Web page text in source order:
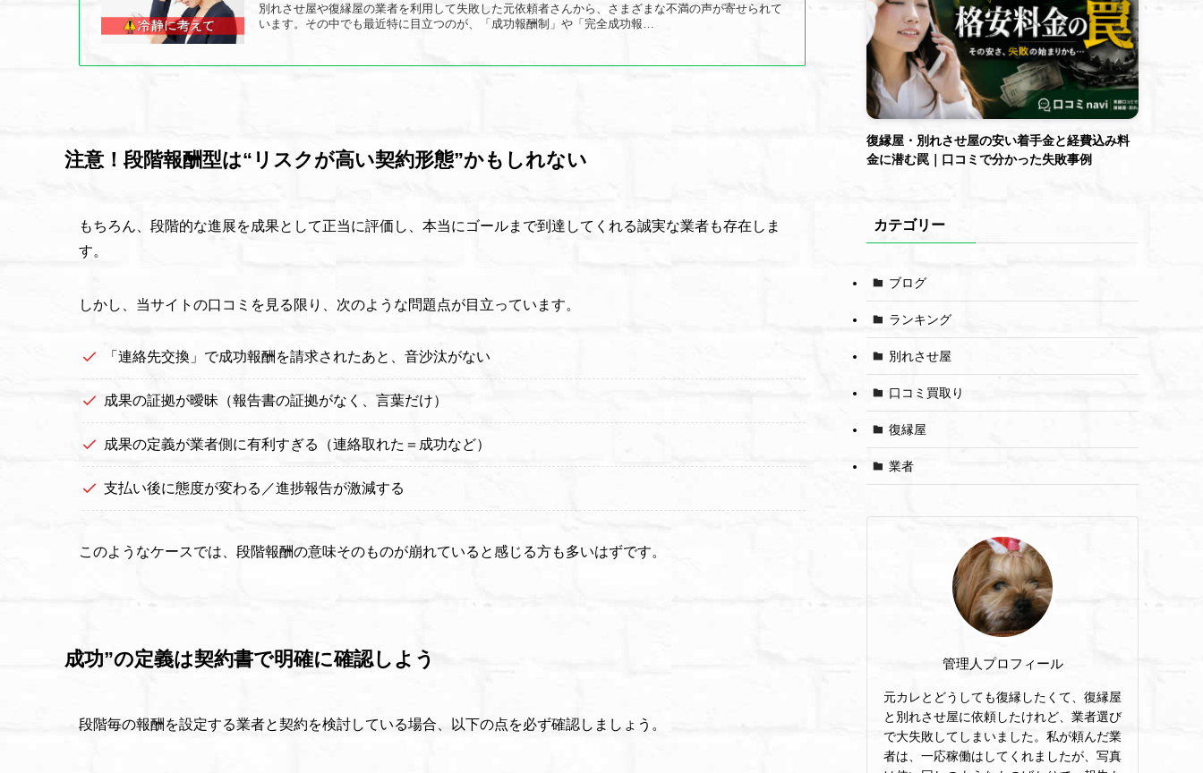
別れさせ屋や復縁屋の業者を利用して失敗した元依頼者さんから、さまざまな不満の声が寄せられて
います。その中でも最近特に目立つのが、「成功報酬制」や「完全成功報…
注意！段階報酬型は“リスクが高い契約形態”かもしれない
もちろん、段階的な進展を成果として正当に評価し、本当にゴールまで到達してくれる誠実な業者も存在しま
す。
しかし、当サイトの口コミを見る限り、次のような問題点が目立っています。
「連絡先交換」で成功報酬を請求されたあと、音沙汰がない
成果の証拠が曖昧（報告書の証拠がなく、言葉だけ）
成果の定義が業者側に有利すぎる（連絡取れた＝成功など）
支払い後に態度が変わる／進捗報告が激減する
このようなケースでは、段階報酬の意味そのものが崩れていると感じる方も多いはずです。
成功”の定義は契約書で明確に確認しよう
段階毎の報酬を設定する業者と契約を検討している場合、以下の点を必ず確認しましょう。
復縁屋・別れさせ屋の安い着手金と経費込み料
金に潜む罠｜口コミで分かった失敗事例
カテゴリー
ブログ
ランキング
別れさせ屋
口コミ買取り
復縁屋
業者
管理人プロフィール
元カレとどうしても復縁したくて、復縁屋
と別れさせ屋に依頼したけれど、業者選び
で大失敗してしまいました。私が頼んだ業
者は、一応稼働はしてくれましたが、写真